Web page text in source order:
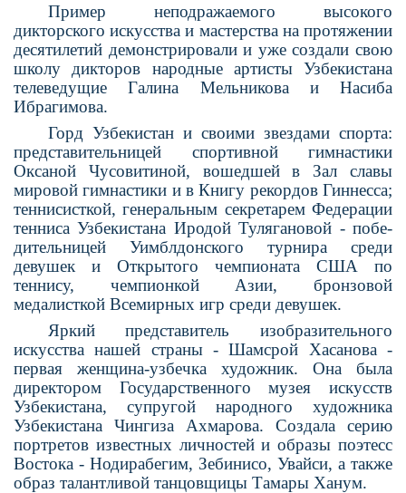
Пример неподражаемого высокого
дикторского искусства и мастерства на протяжении
десятилетий демон­стрировали и уже создали свою
школу дикторов народные артисты Узбеки­стана
телеведущие Галина Мельни­кова и Насиба
Ибрагимова.
Горд Узбекистан и своими звездами спорта:
представительницей спортив­ной гимнастики
Оксаной Чусовити­ной, вошедшей в Зал славы
мировой гимнастики и в Книгу рекордов Гин­несса;
теннисисткой, генеральным секретарем Федерации
тенниса Узбе­кистана Иродой Тулягановой - побе­
дительницей Уимблдонского турнира среди
девушек и Открытого чемпи­оната США по
теннису, чемпионкой Азии, бронзовой
медалисткой Всемир­ных игр среди девушек.
Яркий представитель изобрази­тельного
искусства нашей страны - Шамсрой Хасанова -
первая женщи­на-узбечка художник. Она была
директором Государственного музея искусств
Узбекистана, супругой народного художника
Узбекистана Чингиза Ахма­рова. Создала серию
портретов извест­ных личностей и образы поэтесс
Вос­тока - Нодирабегим, Зебинисо, Увайси, а также
образ талантливой танцовщицы Тамары Ханум.